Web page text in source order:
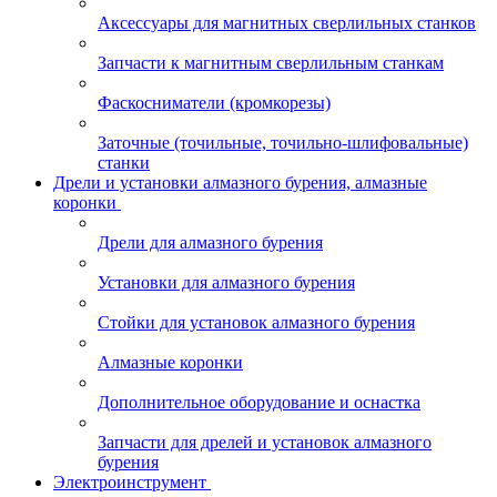
Аксессуары для магнитных сверлильных станков
Запчасти к магнитным сверлильным станкам
Фаскосниматели (кромкорезы)
Заточные (точильные, точильно-шлифовальные)
станки
Дрели и установки алмазного бурения, алмазные
коронки
Дрели для алмазного бурения
Установки для алмазного бурения
Стойки для установок алмазного бурения
Алмазные коронки
Дополнительное оборудование и оснастка
Запчасти для дрелей и установок алмазного
бурения
Электроинструмент